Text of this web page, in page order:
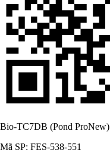
Bio-TC7DB (Pond ProNew)
Mã SP: FES-538-551